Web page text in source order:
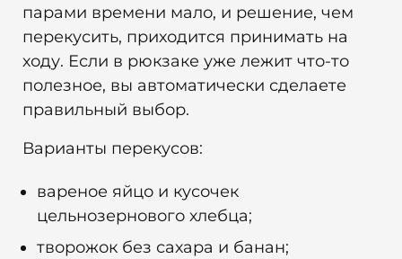
парами времени мало, и решение, чем
перекусить, приходится принимать на
ходу. Если в рюкзаке уже лежит что-то
полезное, вы автоматически сделаете
правильный выбор.
Варианты перекусов:
вареное яйцо и кусочек
цельнозернового хлебца;
творожок без сахара и банан;